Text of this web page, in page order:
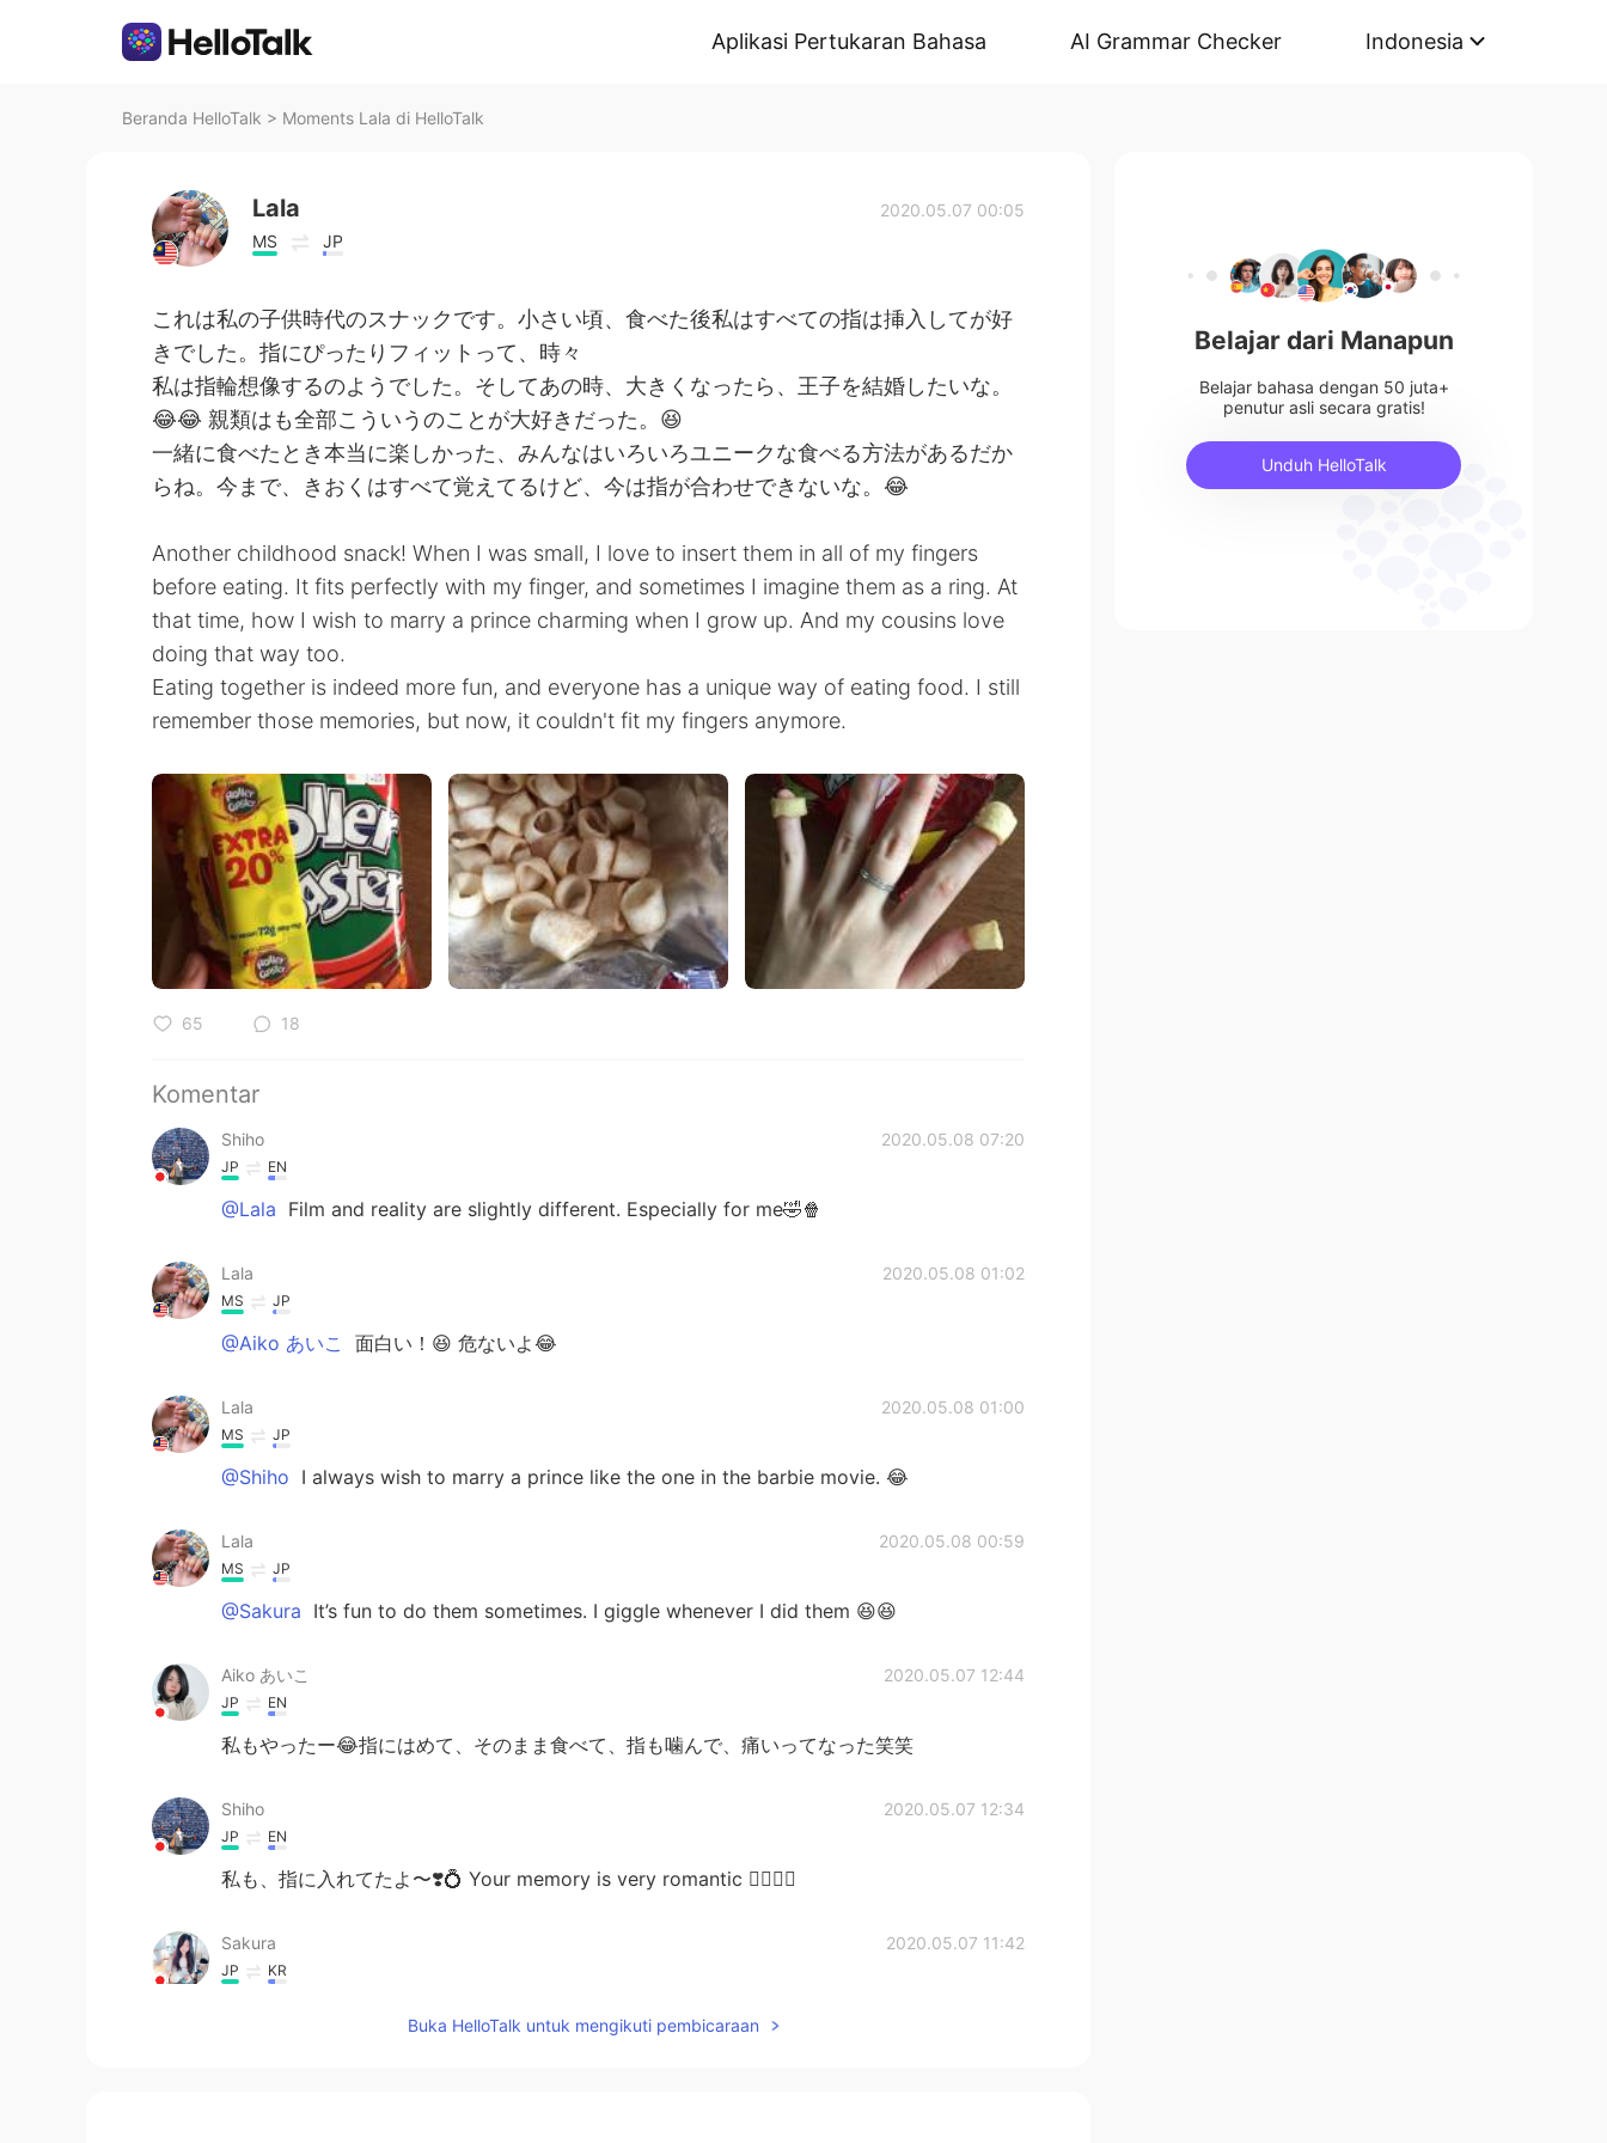
Aplikasi Pertukaran Bahasa AI Grammar Checker Indonesia
Beranda HelloTalk > Moments Lala di HelloTalk
Lala
MS JP
2020.05.07 00:05
これは私の子供時代のスナックです。小さい頃、食べた後私はすべての指は挿入してが好
きでした。指にぴったりフィットって、時々
私は指輪想像するのようでした。そしてあの時、大きくなったら、王子を結婚したいな。
😂😂 親類はも全部こういうのことが大好きだった。😆
一緒に食べたとき本当に楽しかった、みんなはいろいろユニークな食べる方法があるだか
らね。今まで、きおくはすべて覚えてるけど、今は指が合わせできないな。😂
Another childhood snack! When I was small, I love to insert them in all of my fingers
before eating. It fits perfectly with my finger, and sometimes I imagine them as a ring. At
that time, how I wish to marry a prince charming when I grow up. And my cousins love
doing that way too.
Eating together is indeed more fun, and everyone has a unique way of eating food. I still
remember those memories, but now, it couldn't fit my fingers anymore.
65 18
Komentar
Shiho 2020.05.08 07:20
JP EN
@Lala Film and reality are slightly different. Especially for me🤣🍿
Lala 2020.05.08 01:02
MS JP
@Aiko あいこ 面白い！😆 危ないよ😂
Lala 2020.05.08 01:00
MS JP
@Shiho I always wish to marry a prince like the one in the barbie movie. 😂
Lala 2020.05.08 00:59
MS JP
@Sakura It’s fun to do them sometimes. I giggle whenever I did them 😆😆
Aiko あいこ 2020.05.07 12:44
JP EN
私もやったー😂指にはめて、そのまま食べて、指も噛んで、痛いってなった笑笑
Shiho 2020.05.07 12:34
JP EN
私も、指に入れてたよ〜❣️💍 Your memory is very romantic 👩‍❤️‍💋‍👨
Sakura 2020.05.07 11:42
JP KR
like the same as when I was little☺️✨
Buka HelloTalk untuk mengikuti pembicaraan
Belajar dari Manapun
Belajar bahasa dengan 50 juta+
penutur asli secara gratis!
Unduh HelloTalk